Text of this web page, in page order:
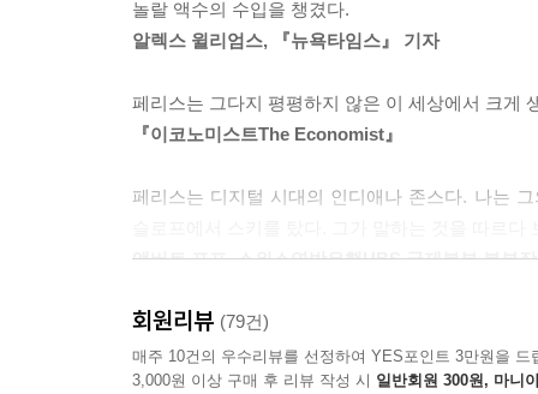
“주 4시간 근무, 말도 안 돼!”
일주일에 4시간 일하고 한 달에 4만 불을 버는 사나
일주일에 4시간만 일할 수 있으려면 먼저 분명
선택할 수 있는 능력이야말로 진정한 힘이라고
과연 시간을 자유롭게 활용하면서도 수입은 저
활용한 4가지 전략은 ‘정의(Definition)’, ‘제거
놀랄 액수의 수입을 챙겼다.
알렉스 윌리엄스, 『뉴욕타임스』 기자
페리스는 그다지 평평하지 않은 이 세상에서 크게
『이코노미스트The Economist』
페리스는 디지털 시대의 인디애나 존스다. 나는
앨버트 포프, 스위스연방은행UBS 국제본부 본부장
이 책은 충만한 삶을 살고자 하는 용감한 영혼들
존 러스크, 마이크로소프트 세계본부 이사
회원리뷰 (79건)
매주 10건의 우수리뷰를 선정하여 YES포인트 3만원을 드
3,000원 이상 구매 후 리뷰 작성 시 일반회원 300원, 마니